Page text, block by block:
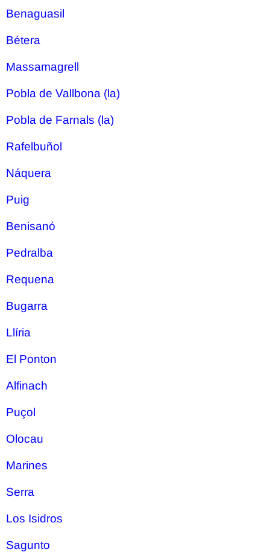
Benaguasil
Bétera
Massamagrell
Pobla de Vallbona (la)
Pobla de Farnals (la)
Rafelbuñol
Náquera
Puig
Benisanó
Pedralba
Requena
Bugarra
Llíria
El Ponton
Alfinach
Puçol
Olocau
Marines
Serra
Los Isidros
Sagunto